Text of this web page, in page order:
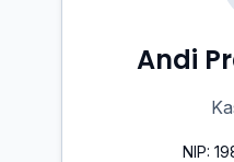
Andi
NIP: